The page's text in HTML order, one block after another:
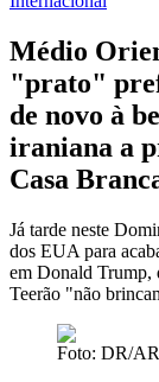
Médio
"prato"
de novo à
iraniana a
Casa
Já tarde neste
dos EUA para
em Donald Trump,
Teerão "não
Foto: DR/